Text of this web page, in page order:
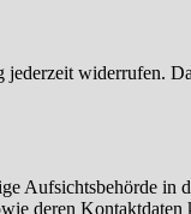
widerrufen.
Aufsichtsbehörde in
deren